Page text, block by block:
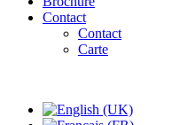
Contact
Contact
Carte